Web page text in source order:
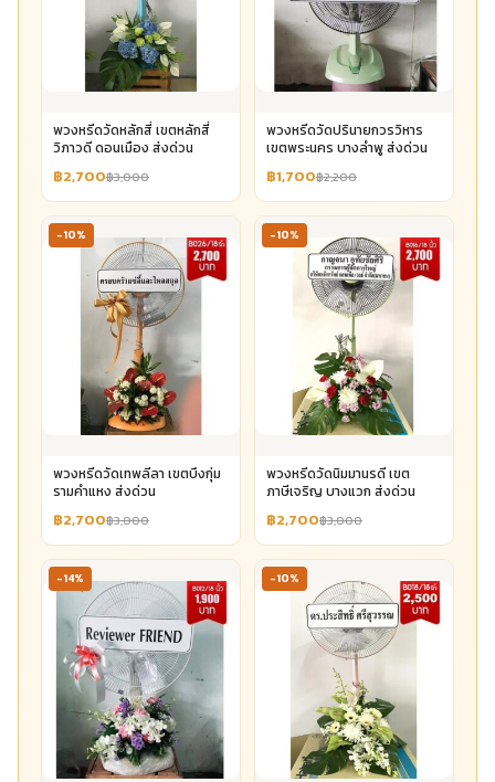
พวงหรีดวัดหลักสี่ เขตหลักสี่
วิภาวดี ดอนเมือง ส่งด่วน
฿2,700฿3,000
พวงหรีดวัดปรินายกวรวิหาร
เขตพระนคร บางลำพู ส่งด่วน
฿1,700฿2,200
-10%
พวงหรีดวัดเทพลีลา เขตบึงกุ่ม
รามคำแหง ส่งด่วน
฿2,700฿3,000
-10%
พวงหรีดวัดนิมมานรดี เขต
ภาษีเจริญ บางแวก ส่งด่วน
฿2,700฿3,000
-14% -10%